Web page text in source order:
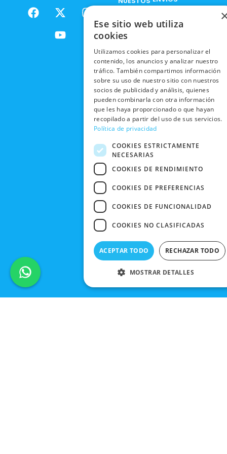
F
a
X
-
t
w
I
m
Y
o
u
t
RESPONSABILIDAD
SOCIAL
TRABAJA
CON
NOSOTROS
NUESTRAS
TIENDAS
BLACK
FRIDAY
CONTACTO
ENVÍOS
RECOGIDA
EN TIENDA
DEVOLUCIONES
Y CAMBIOS
CANCELAR
PEDIDO
POLÍTICA DE
PRIVACIDAD
CONDICIONES
DE COMPRA
Ese sitio web utiliza
cookies
Utilizamos cookies para personalizar el
contenido, los anuncios y analizar nuestro
tráfico. También compartimos información
sobre su uso de nuestro sitio con nuestros
socios de publicidad y análisis, quienes
pueden combinarla con otra información
que les haya proporcionado o que hayan
recopilado a partir del uso de sus servicios.
Política de privacidad
COOKIES ESTRICTAMENTE
NECESARIAS
COOKIES DE RENDIMIENTO
COOKIES DE PREFERENCIAS
COOKIES DE FUNCIONALIDAD
COOKIES NO CLASIFICADAS
ACEPTAR TODO RECHAZAR TODO
MOSTRAR DETALLES